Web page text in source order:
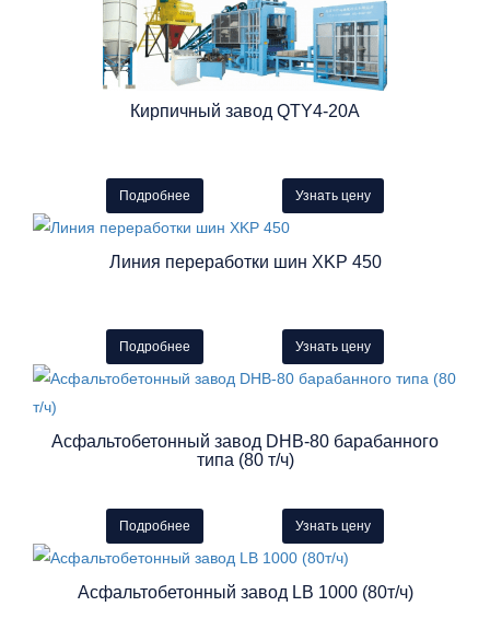
Кирпичный завод QTY4-20A
Подробнее Узнать цену
Линия переработки шин XKP 450
Подробнее Узнать цену
Асфальтобетонный завод DHB-80 барабанного
типа (80 т/ч)
Подробнее Узнать цену
Асфальтобетонный завод LB 1000 (80т/ч)